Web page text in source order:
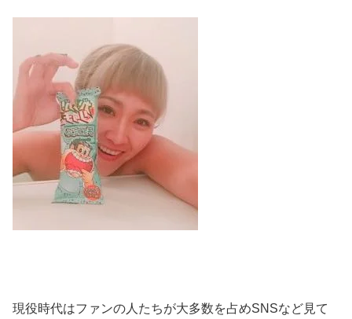
現役時代はファンの人たちが大多数を占めSNSなど見て